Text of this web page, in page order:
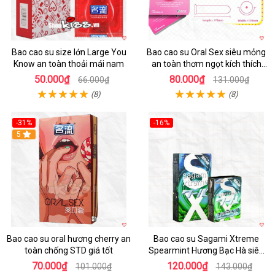
Bao cao su size lớn Large You
Know an toàn thoải mái nam
50.000₫ 66.000₫
(8)
Bao cao su Oral Sex siêu mỏng
an toàn thơm ngọt kích thích
mua ngay
80.000₫ 131.000₫
(8)
-31%
Hot
5
Bao cao su oral hương cherry an
toàn chống STD giá tốt
70.000₫ 101.000₫
-16%
Bao cao su Sagami Xtreme
Spearmint Hương Bạc Hà siêu
mỏng, kéo dài thời gian - Hộp 10
120.000₫ 143.000₫